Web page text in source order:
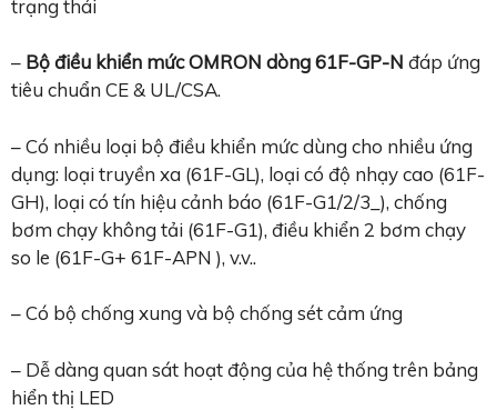
trạng thái
– Bộ điều khiển mức OMRON dòng 61F-GP-N đáp ứng
tiêu chuẩn CE & UL/CSA.
– Có nhiều loại bộ điều khiển mức dùng cho nhiều ứng
dụng: loại truyền xa (61F-GL), loại có độ nhạy cao (61F-
GH), loại có tín hiệu cảnh báo (61F-G1/2/3_), chống
bơm chạy không tải (61F-G1), điều khiển 2 bơm chạy
so le (61F-G+ 61F-APN ), v.v..
– Có bộ chống xung và bộ chống sét cảm ứng
– Dễ dàng quan sát hoạt động của hệ thống trên bảng
hiển thị LED